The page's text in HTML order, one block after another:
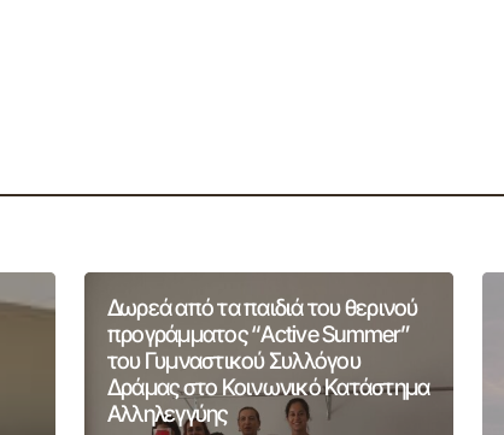
Δωρεά από τα παιδιά του θερινού
προγράμματος “Active Summer”
του Γυμναστικού Συλλόγου
Δράμας στο Κοινωνικό Κατάστημα
Αλληλεγγύης